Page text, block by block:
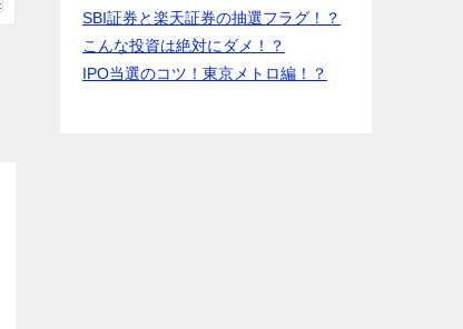
SBI証券と楽天証券の抽選フラグ！？
こんな投資は絶対にダメ！？
IPO当選のコツ！東京メトロ編！？